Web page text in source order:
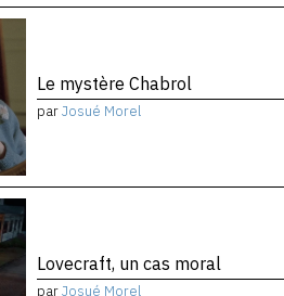
Le mystère Chabrol
parJosué Morel
Lovecraft, un cas moral
parJosué Morel